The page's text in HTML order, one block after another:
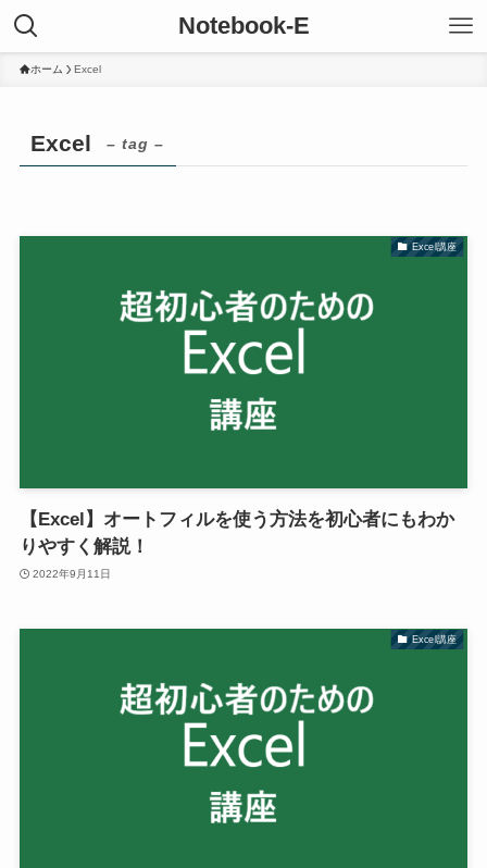
Notebook-E
ホーム Excel
Excel – tag –
Excel講座
【Excel】オートフィルを使う方法を初心者にもわか
りやすく解説！
2022年9月11日
Excel講座